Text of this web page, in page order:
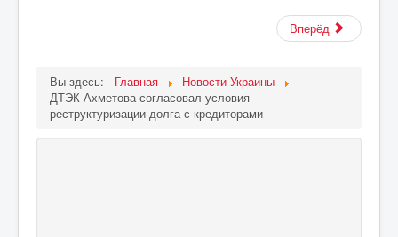
Вперёд
Вы здесь: Главная
Новости Украины
ДТЭК Ахметова согласовал условия
реструктуризации долга с кредиторами